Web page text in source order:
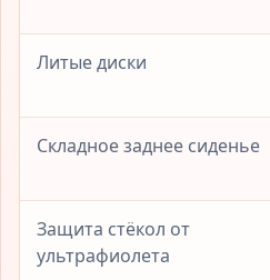
Литые диски
Складное заднее сиденье
Защита стёкол от
ультрафиолета